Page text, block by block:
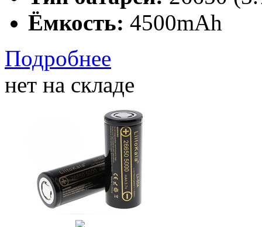
Ёмкость: 4500mAh
Подробнее
нет на складе